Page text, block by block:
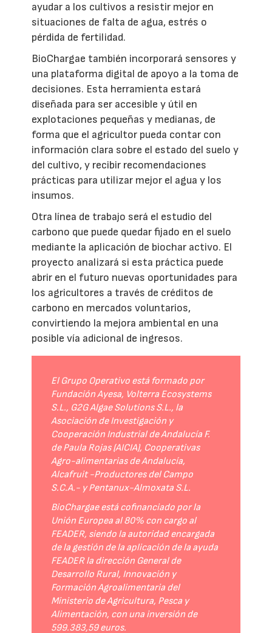
ayudar a los cultivos a resistir mejor en
situaciones de falta de agua, estrés o
pérdida de fertilidad.
BioChargae también incorporará sensores y
una plataforma digital de apoyo a la toma de
decisiones. Esta herramienta estará
diseñada para ser accesible y útil en
explotaciones pequeñas y medianas, de
forma que el agricultor pueda contar con
información clara sobre el estado del suelo y
del cultivo, y recibir recomendaciones
prácticas para utilizar mejor el agua y los
insumos.
Otra línea de trabajo será el estudio del
carbono que puede quedar fijado en el suelo
mediante la aplicación de biochar activo. El
proyecto analizará si esta práctica puede
abrir en el futuro nuevas oportunidades para
los agricultores a través de créditos de
carbono en mercados voluntarios,
convirtiendo la mejora ambiental en una
posible vía adicional de ingresos.
El Grupo Operativo está formado por
Fundación Ayesa, Volterra Ecosystems
S.L., G2G Algae Solutions S.L., la
Asociación de Investigación y
Cooperación Industrial de Andalucía F.
de Paula Rojas (AICIA), Cooperativas
Agro-alimentarias de Andalucía,
Alcafruit -Productores del Campo
S.C.A.- y Pentanux-Almoxata S.L.
BioChargae está cofinanciado por la
Unión Europea al 80% con cargo al
FEADER, siendo la autoridad encargada
de la gestión de la aplicación de la ayuda
FEADER la dirección General de
Desarrollo Rural, Innovación y
Formación Agroalimentaria del
Ministerio de Agricultura, Pesca y
Alimentación, con una inversión de
599.383,59 euros.